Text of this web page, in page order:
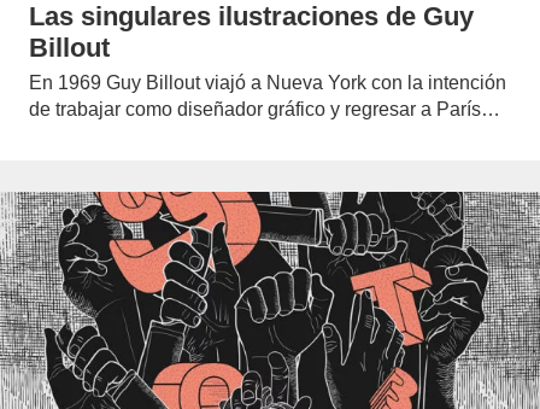
Las singulares ilustraciones de Guy
Billout
En 1969 Guy Billout viajó a Nueva York con la intención
de trabajar como diseñador gráfico y regresar a París…